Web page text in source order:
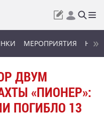
МЕРОПРИЯТИЯ
ДВУМ
«ПИОНЕР»:
ПОГИБЛО 13